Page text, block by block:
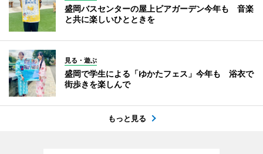
盛岡バスセンターの屋上ビアガーデン今年も 音楽
と共に楽しいひとときを
見る・遊ぶ
盛岡で学生による「ゆかたフェス」今年も 浴衣で
街歩きを楽しんで
もっと見る